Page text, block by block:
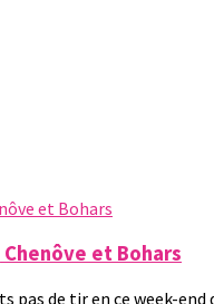
et Bohars
pas de tir en ce week-end